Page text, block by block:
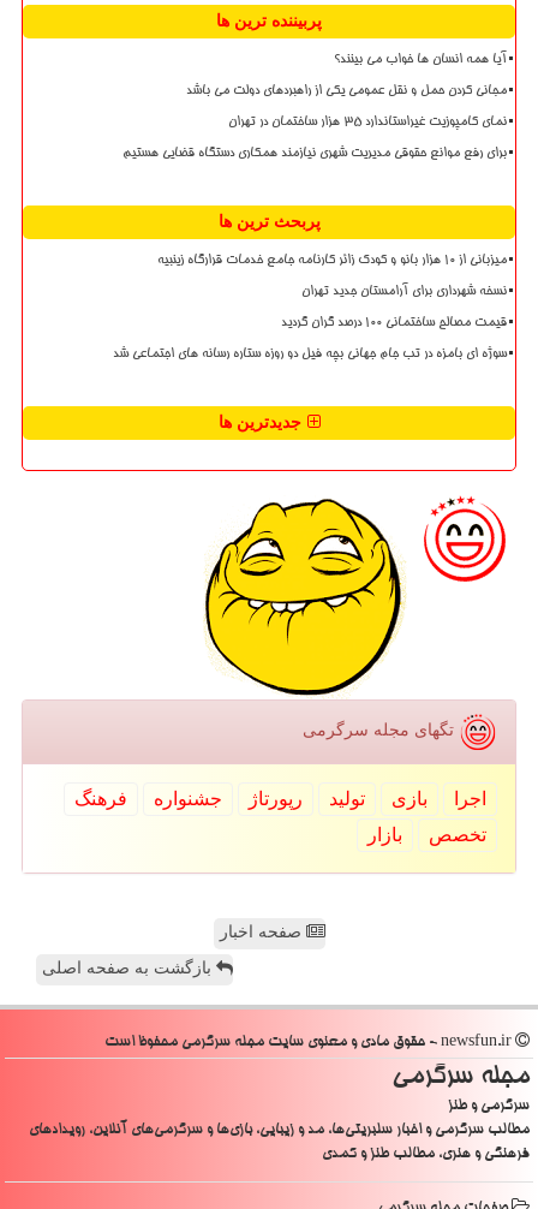
پربیننده ترین ها
آیا همه انسان ها خواب می بینند؟
مجانی کردن حمل و نقل عمومی یکی از راهبردهای دولت می باشد
نمای کامپوزیت غیراستاندارد ۳۵ هزار ساختمان در تهران
برای رفع موانع حقوقی مدیریت شهری نیازمند همکاری دستگاه قضایی هستیم
پربحث ترین ها
میزبانی از ۱۰ هزار بانو و کودک زائر کارنامه جامع خدمات قرارگاه زینبیه
نسخه شهرداری برای آرامستان جدید تهران
قیمت مصالح ساختمانی ۱۰۰ درصد گران گردید
سوژه ای بامزه در تب جام جهانی بچه فیل دو روزه ستاره رسانه های اجتماعی شد
جدیدترین ها
تگهای مجله سرگرمی
اجرا بازی تولید رپورتاژ جشنواره
فرهنگ
تخصص
بازار
صفحه اخبار
بازگشت به صفحه اصلی
مجله سرگرمی
سرگرمی و طنز
مطالب سرگرمی و اخبار سلبریتی‌ها، مد و زیبایی، بازی‌ها و سرگرمی‌های آنلاین، رویدادهای
فرهنگی و هنری، مطالب طنز و کمدی